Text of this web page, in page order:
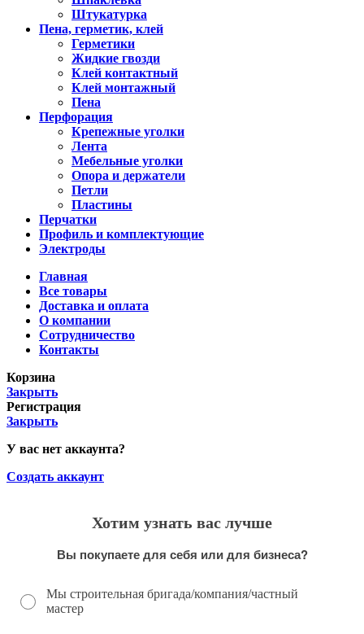
Штукатурка
Пена, герметик, клей
Герметики
Жидкие гвозди
Клей контактный
Клей монтажный
Пена
Перфорация
Крепежные уголки
Лента
Мебельные уголки
Опора и держатели
Петли
Пластины
Перчатки
Профиль и комплектующие
Электроды
Главная
Все товары
Доставка и оплата
О компании
Сотрудничество
Контакты
Корзина
Закрыть
Регистрация
Закрыть
У вас нет аккаунта?
Создать аккаунт
Хотим узнать вас лучше
Вы покупаете для себя или для бизнеса?
Мы строительная бригада/компания/частный
мастер